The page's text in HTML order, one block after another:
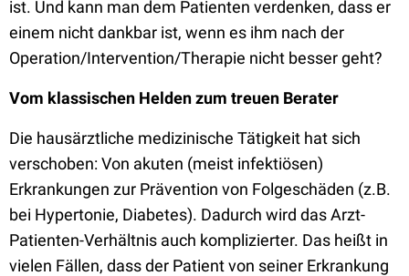
ist. Und kann man dem Patienten verdenken, dass er
einem nicht dankbar ist, wenn es ihm nach der
Operation/Intervention/Therapie nicht besser geht?
Vom klassischen Helden zum treuen Berater
Die hausärztliche medizinische Tätigkeit hat sich
verschoben: Von akuten (meist infektiösen)
Erkrankungen zur Prävention von Folgeschäden (z.B.
bei Hypertonie, Diabetes). Dadurch wird das Arzt-
Patienten-Verhältnis auch komplizierter. Das heißt in
vielen Fällen, dass der Patient von seiner Erkrankung